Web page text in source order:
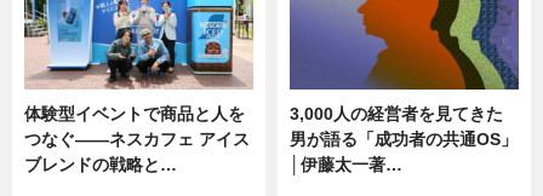
体験型イベントで商品と人を
つなぐ――ネスカフェ アイス
ブレンドの戦略と…
3,000人の経営者を見てきた
男が語る「成功者の共通OS」
│伊藤太一著…